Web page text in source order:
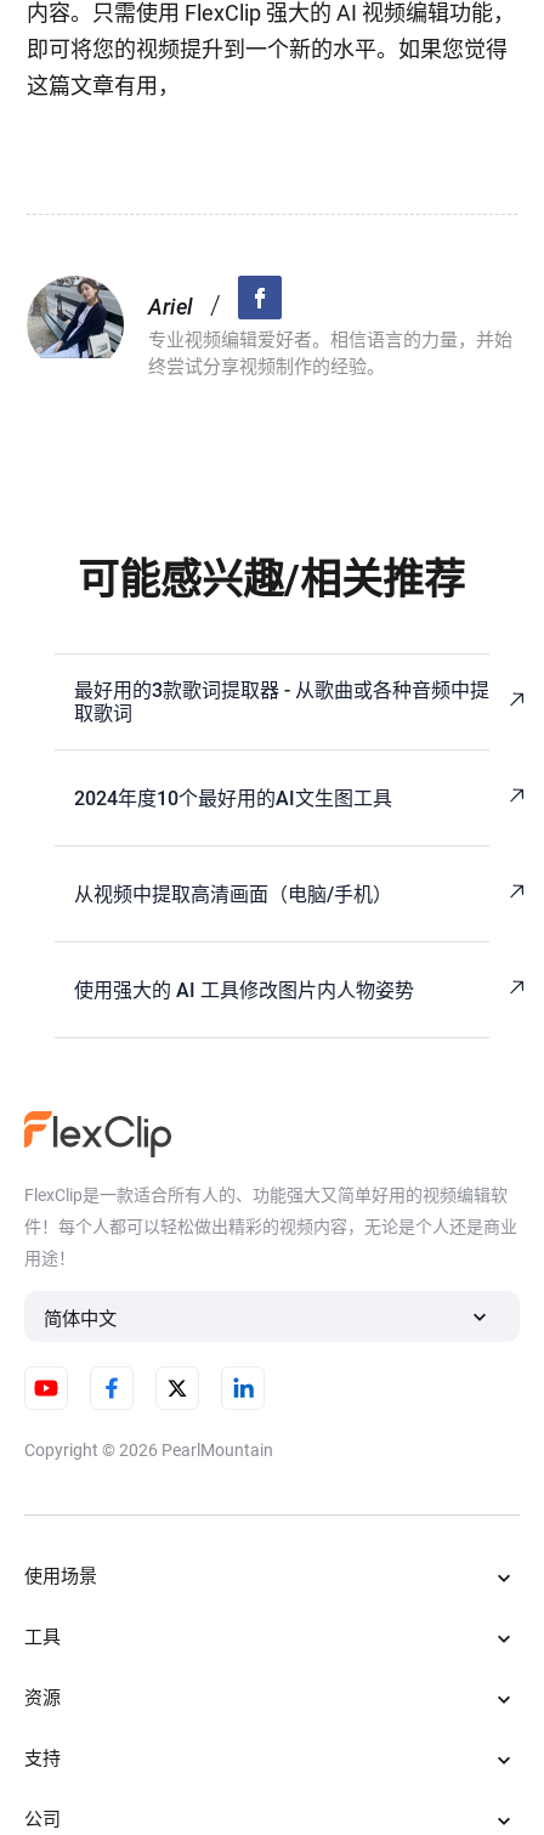
内容。只需使用 FlexClip 强大的 AI 视频编辑功能，
即可将您的视频提升到一个新的水平。如果您觉得
这篇文章有用，
Ariel /
专业视频编辑爱好者。相信语言的力量，并始
终尝试分享视频制作的经验。
可能感兴趣/相关推荐
最好用的3款歌词提取器 - 从歌曲或各种音频中提
取歌词
2024年度10个最好用的AI文生图工具
从视频中提取高清画面（电脑/手机）
使用强大的 AI 工具修改图片内人物姿势
FlexClip是一款适合所有人的、功能强大又简单好用的视频编辑软
件！每个人都可以轻松做出精彩的视频内容，无论是个人还是商业
用途！
简体中文
Copyright © 2026 PearlMountain
使用场景
工具
资源
支持
公司